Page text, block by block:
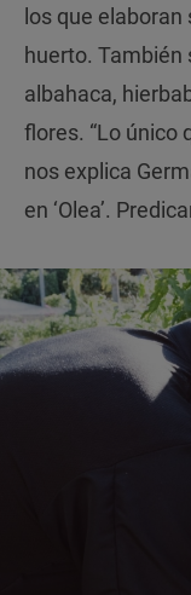
los que elaboran
huerto. También
albahaca,
flores. “Lo único
nos explica
en ‘Olea’.